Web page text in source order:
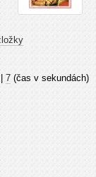
7 (čas v sekundách)